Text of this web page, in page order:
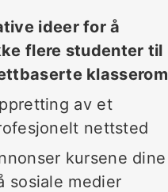
ideer for å
flere studenter til
klasserom
av et
nettsted
kursene dine
sosiale medier